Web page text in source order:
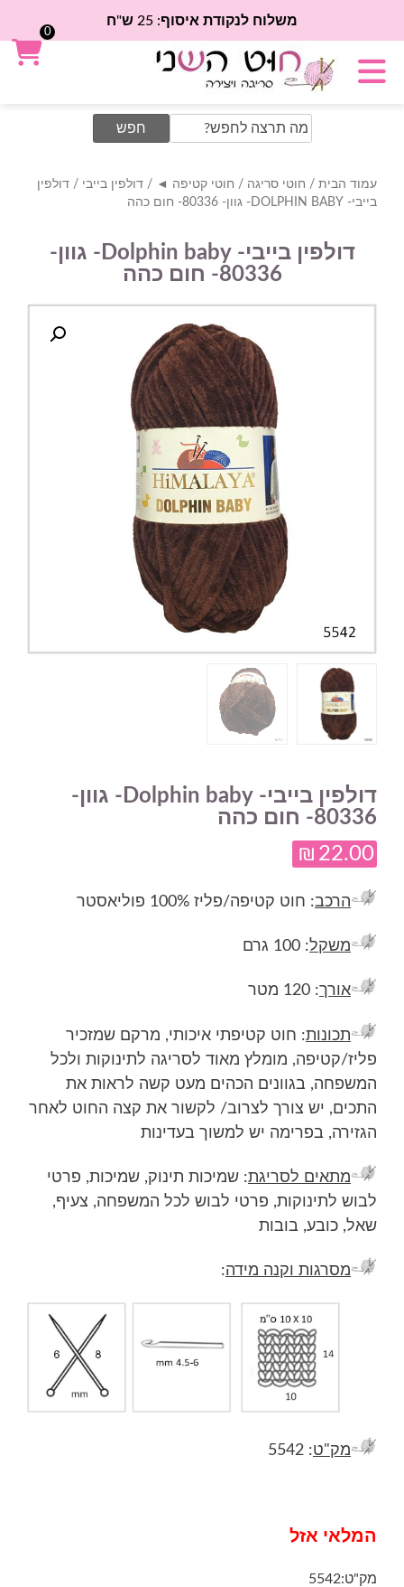
משלוח לנקודת איסוף: 25 ש"ח
Search
for:
עמוד הבית / חוטי סריגה / חוטי קטיפה ◄ / דולפין בייבי / דולפין
בייבי- DOLPHIN BABY- גוון- 80336- חום כהה
דולפין בייבי- Dolphin baby- גוון-
80336- חום כהה
דולפין בייבי- Dolphin baby- גוון-
80336- חום כהה
₪ 22.00
הרכב: חוט קטיפה/פליז 100% פוליאסטר
משקל: 100 גרם
אורך: 120 מטר
תכונות: חוט קטיפתי איכותי, מרקם שמזכיר
פליז/קטיפה, מומלץ מאוד לסריגה לתינוקות ולכל
המשפחה, בגוונים הכהים מעט קשה לראות את
התכים, יש צורך לצרוב/ לקשור את קצה החוט לאחר
הגזירה, בפרימה יש למשוך בעדינות
מתאים לסריגת: שמיכות תינוק, שמיכות, פרטי
לבוש לתינוקות, פרטי לבוש לכל המשפחה, צעיף,
שאל, כובע, בובות
מסרגות וקנה מידה:
מק"ט: 5542
המלאי אזל
מק"ט:5542
0